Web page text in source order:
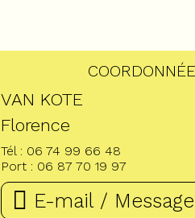
VAN KOTE
Florence
Tél : 06 74 99 66 48
Port : 06 87 70 19 97
E-mail / Message